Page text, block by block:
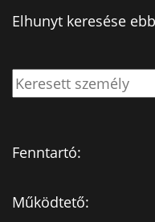
Elhunyt keresése
Fenntartó:
Működtető: